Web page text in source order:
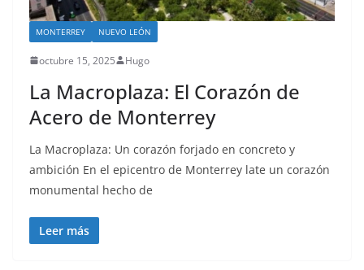
MONTERREY NUEVO LEÓN
octubre 15, 2025 Hugo
La Macroplaza: El Corazón de
Acero de Monterrey
La Macroplaza: Un corazón forjado en concreto y
ambición En el epicentro de Monterrey late un corazón
monumental hecho de
Leer más